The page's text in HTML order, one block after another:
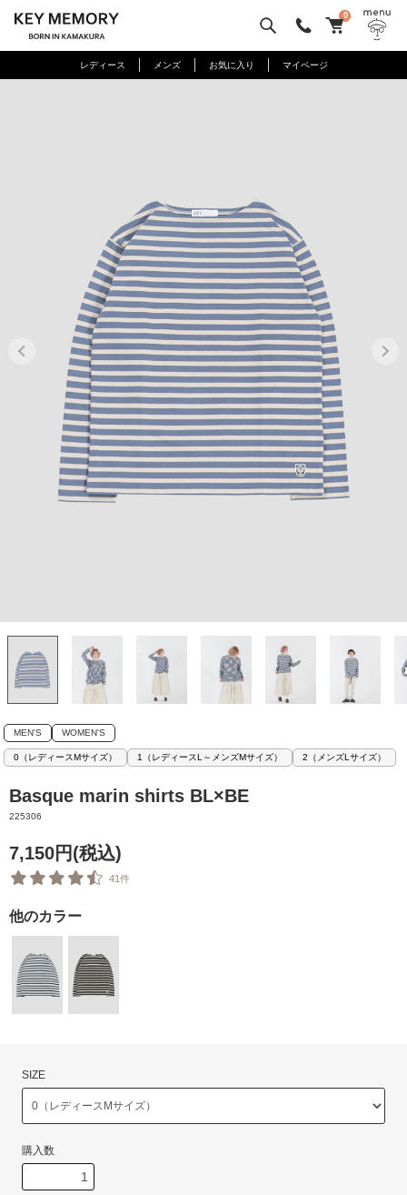
0
レディース メンズ お気に入り マイページ
MEN'S WOMEN'S
0（レディースMサイズ） 1（レディースL～メンズMサイズ） 2（メンズLサイズ）
Basque marin shirts BL×BE
225306
7,150円(税込)
41件
他のカラー
SIZE
購入数